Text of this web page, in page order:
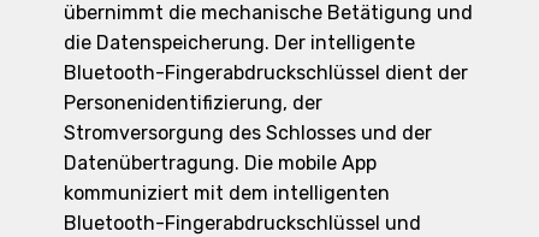
übernimmt die mechanische Betätigung und
die Datenspeicherung. Der intelligente
Bluetooth-Fingerabdruckschlüssel dient der
Personenidentifizierung, der
Stromversorgung des Schlosses und der
Datenübertragung. Die mobile App
kommuniziert mit dem intelligenten
Bluetooth-Fingerabdruckschlüssel und